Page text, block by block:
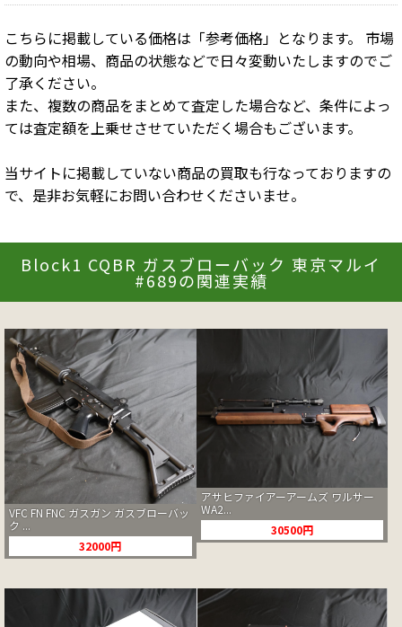
こちらに掲載している価格は「参考価格」となります。 市場
の動向や相場、商品の状態などで日々変動いたしますのでご
了承ください。
また、複数の商品をまとめて査定した場合など、条件によっ
ては査定額を上乗せさせていただく場合もございます。
当サイトに掲載していない商品の買取も行なっておりますの
で、是非お気軽にお問い合わせくださいませ。
Block1 CQBR ガスブローバック 東京マルイ
#689の関連実績
VFC FN FNC ガスガン ガスブローバッ
ク ...
32000円
アサヒファイアーアームズ ワルサー
WA2...
30500円